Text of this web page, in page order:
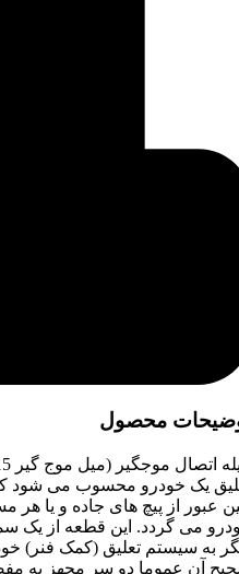
محصول
یک خودرو محسوب می شود
عبور از پیچ های جاده و یا
می گردد. این قطعه از یک
به سیستم تعلیق (کمک فنر)
آن عموما دو سر مجهز به